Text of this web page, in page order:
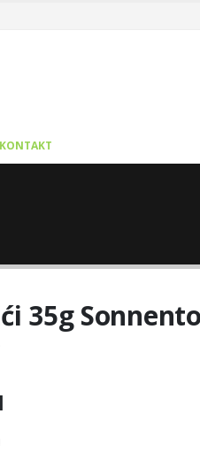
KONTAKT
35g